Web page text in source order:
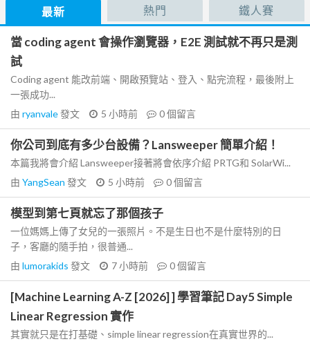
最新 熱門 鐵人賽
當 coding agent 會操作瀏覽器，E2E 測試就不再只是測
試
Coding agent 能改前端、開啟預覽站、登入、點完流程，最後附上
一張成功...
由 ryanvale發文 5 小時前 0個留言
你公司到底有多少台設備？Lansweeper 簡單介紹！
本篇我將會介紹 Lansweeper接著將會依序介紹 PRTG和 SolarWi...
由 YangSean 發文 5 小時前 0個留言
模型到第七頁就忘了那個孩子
一位媽媽上傳了女兒的一張照片。不是生日也不是什麼特別的日
子，客廳的隨手拍，很普通...
由 lumorakids 發文 7 小時前 0個留言
[Machine Learning A-Z [2026] ] 學習筆記 Day5 Simple
Linear Regression 實作
其實就只是在打基礎、simple linear regression在真實世界的...